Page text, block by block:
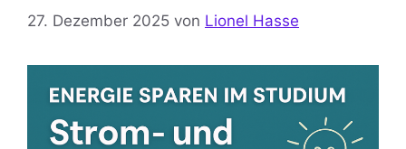
27. Dezember 2025 von Lionel Hasse